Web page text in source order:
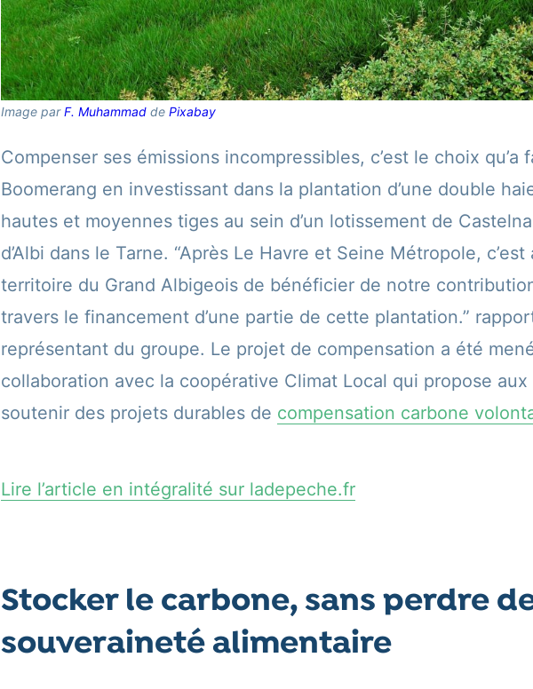
Image parF. Muhammad de Pixabay
Compenser ses émissions incompressibles, c’est le choix qu’a
Boomerang en investissant dans la plantation d’une double
hautes et moyennes tiges au sein d’un lotissement de
d’Albi dans le Tarne. “Après Le Havre et Seine Métropole,
territoire du Grand Albigeois de bénéficier de notre
travers le financement d’une partie de cette plantation.”
représentant du groupe. Le projet de compensation a été
collaboration avec la coopérative Climat Local qui propose aux
soutenir des projets durables de compensation carbone
Lire l’article en intégralité sur ladepeche.fr
Stocker le carbone, sans perdre
souveraineté alimentaire